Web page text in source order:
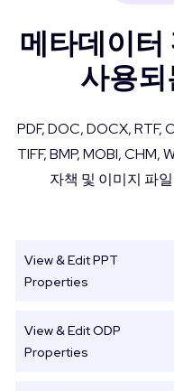
메타데이터
사용
PDF, DOC, DOCX, RTF,
TIFF, BMP, MOBI, CHM,
자책 및 이미지 파
View & Edit PPT
Properties
View & Edit ODP
Properties